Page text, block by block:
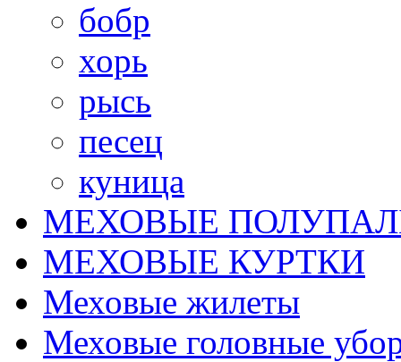
бобр
хорь
рысь
песец
куница
МЕХОВЫЕ
МЕХОВЫЕ КУРТКИ
Меховые жилеты
Меховые головные